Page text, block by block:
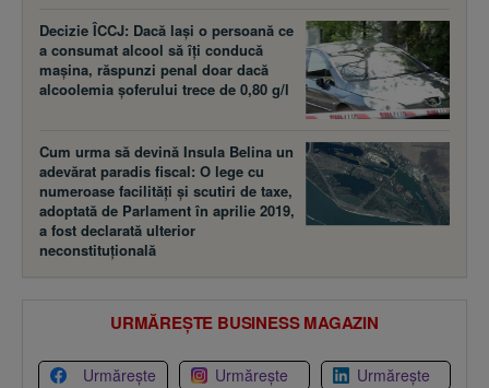
Decizie ÎCCJ: Dacă laşi o persoană ce
a consumat alcool să îţi conducă
maşina, răspunzi penal doar dacă
alcoolemia şoferului trece de 0,80 g/l
Cum urma să devină Insula Belina un
adevărat paradis fiscal: O lege cu
numeroase facilităţi şi scutiri de taxe,
adoptată de Parlament în aprilie 2019,
a fost declarată ulterior
neconstituţională
URMĂREȘTE BUSINESS MAGAZIN
Urmărește Urmărește Urmărește